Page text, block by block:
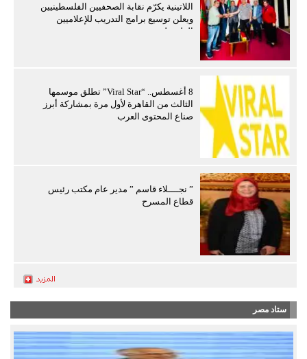
اللاتينية يكرّم نقابة الصحفيين الفلسطينيين
ويعلن توسيع برامج التدريب للإعلاميين
الفلسطينيين
8 أغسطس.. “Viral Star” تطلق موسمها
الثالث من القاهرة لأول مرة بمشاركة أبرز
صناع المحتوى العرب
” نجــــلاء قاسم ” مدير عام مكتب رئيس
قطاع المسرح
ستاد مصر